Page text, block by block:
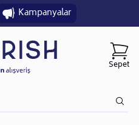
Kampanyalar
Sepet